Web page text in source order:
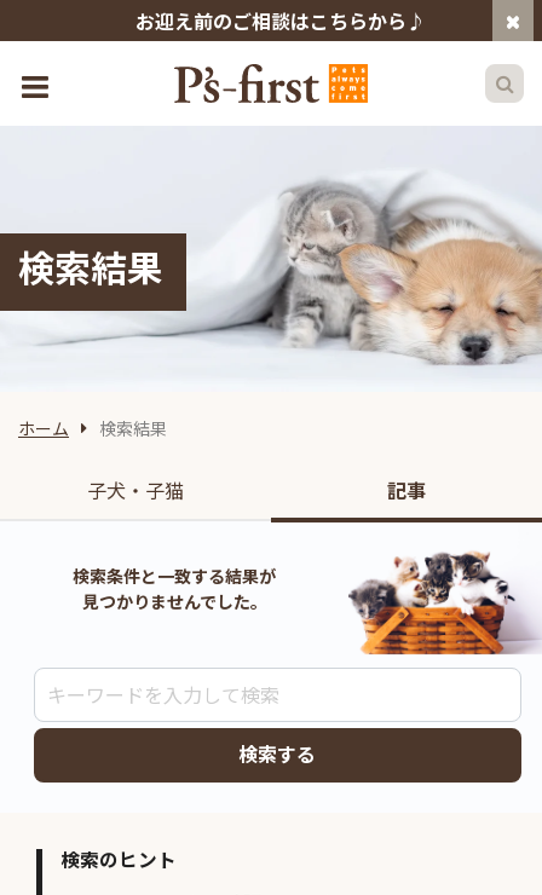
お迎え前のご相談はこちらから♪
検索結果
ホーム 検索結果
子犬・子猫 記事
検索条件と一致する結果が
見つかりませんでした。
検索する
検索のヒント